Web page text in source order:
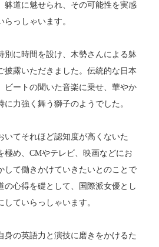
躰道に魅せられ、その可能性を実感
らっしゃいます。
に時間を設け、木勢さんによる躰
披露いただきました。伝統的な日本
ビートの聞いた音楽に乗せ、華やか
力強く舞う獅子のようでした。
てそれほど認知度が高くないた
極め、CMやテレビ、映画などにお
して働きかけていきたいとのことで
の心得を礎として、国際派女優とし
ていらっしゃいます。
の英語力と演技に磨きをかけるた